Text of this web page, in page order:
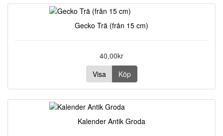
Gecko Trä (från 15 cm)
40,00kr
Visa
Köp
Kalender Antik Groda